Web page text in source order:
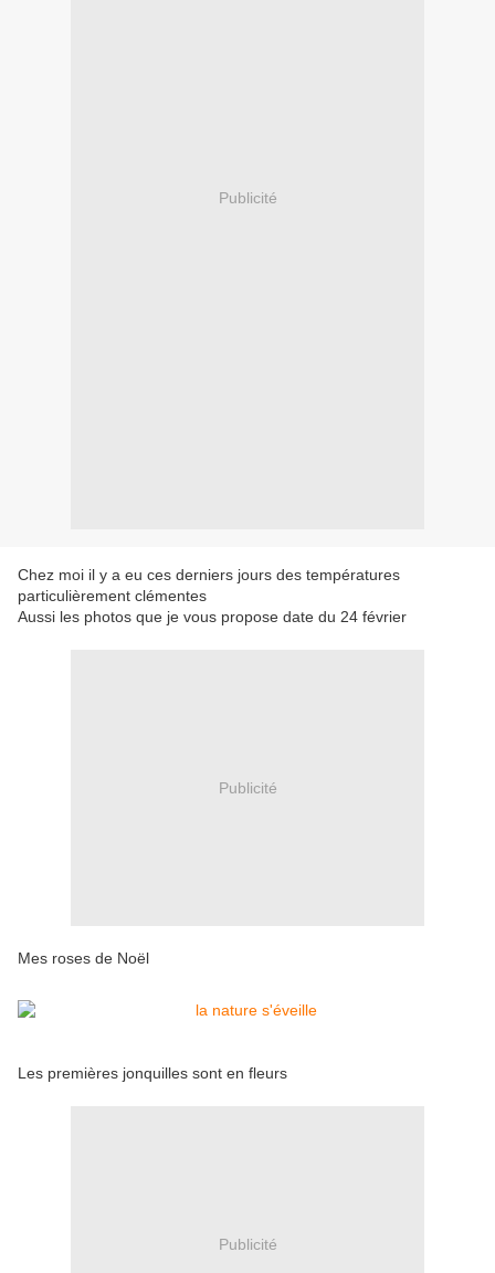
Publicité
Chez moi il y a eu ces derniers jours des températures
particulièrement clémentes
Aussi les photos que je vous propose date du 24 février
Publicité
Mes roses de Noël
Les premières jonquilles sont en fleurs
Publicité